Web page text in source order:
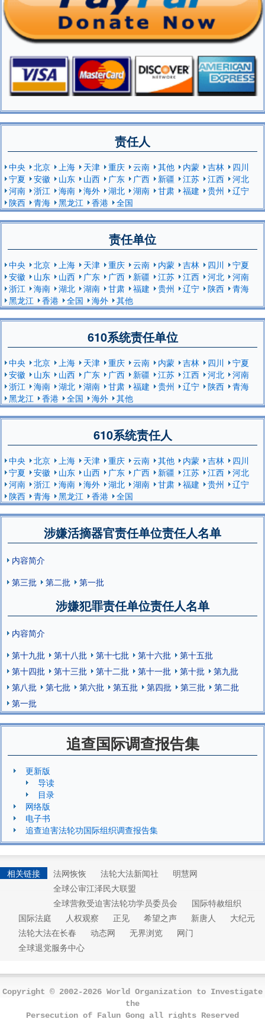
责任人
中央 北京 上海 天津 重庆 云南 其他 内蒙 吉林
四川
宁夏
安徽 山东 山西 广东 广西 新疆 江苏 江西
河北
河南
浙江 海南 海外 湖北 湖南 甘肃 福建 贵州
辽宁
陕西
青海 黑龙江 香港 全国
责任单位
中央 北京 上海 天津 重庆 云南 内蒙 吉林 四川
宁夏
安徽
山东 山西 广东 广西 新疆 江苏 江西 河北
河南
浙江
海南 湖北 湖南 甘肃 福建 贵州 辽宁 陕西
青海
黑龙江
香港 全国 海外 其他
610系统责任单位
中央 北京 上海 天津 重庆 云南 内蒙 吉林 四川
宁夏
安徽
山东 山西 广东 广西 新疆 江苏 江西 河北
河南
浙江
海南 湖北 湖南 甘肃 福建 贵州 辽宁 陕西
青海
黑龙江
香港 全国 海外 其他
610系统责任人
中央 北京 上海 天津 重庆 云南 其他 内蒙 吉林
四川
宁夏
安徽 山东 山西 广东 广西 新疆 江苏 江西
河北
河南
浙江 海南 海外 湖北 湖南 甘肃 福建 贵州
辽宁
陕西
青海 黑龙江 香港 全国
涉嫌活摘器官责任单位责任人名单
内容简介
第三批
第二批 第一批
涉嫌犯罪责任单位责任人名单
内容简介
第十九批
第十八批 第十七批 第十六批
第十五批
第十四批
第十三批 第十二批 第十一批 第十批
第九批
第八批
第七批 第六批 第五批 第四批 第三批
第二批
第一批
追查国际调查报告集
更新版
导读
目录
网络版
电子书
追查迫害法轮功国际组织调查报告集
相关链接 法网恢恢 法轮大法新闻社
明慧网
全球公审江泽民大联盟
全球营救受迫害法轮功学员委员会
国际特赦组织
国际法庭
人权观察 正见 希望之声 新唐人
大纪元
法轮大法在长春
动态网 无界浏览
网门
全球退党服务中心
Copyright © 2002-2026 World Organization to Investigate
the
Persecution of Falun Gong all rights Reserved